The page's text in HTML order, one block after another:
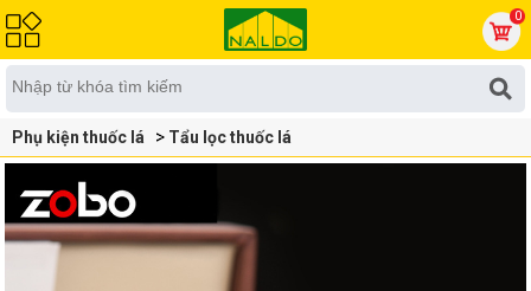
0
Phụ kiện thuốc lá Tẩu lọc thuốc lá